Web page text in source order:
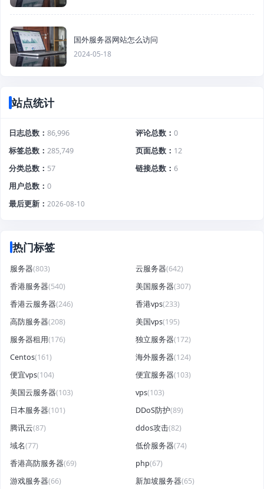
国外服务器网站怎么访问
2024-05-18
站点统计
日志总数 86,996 评论总数
0
标签总数
285,749 页面总数
12
分类总数
57 链接总数
6
用户总数
0
最后更新
2026-08-10
热门标签
服务器(803) 云服务器(642)
香港服务器(540) 美国服务器(307)
香港云服务器(246) 香港vps(233)
高防服务器(208) 美国vps(195)
服务器租用(176) 独立服务器(172)
Centos(161) 海外服务器(124)
便宜vps(104) 便宜服务器(103)
美国云服务器(103) vps(103)
日本服务器(101) DDoS防护(89)
腾讯云(87) ddos攻击(82)
域名(77) 低价服务器(74)
香港高防服务器(69) php(67)
游戏服务器(66) 新加坡服务器(65)